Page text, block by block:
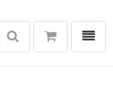
選單